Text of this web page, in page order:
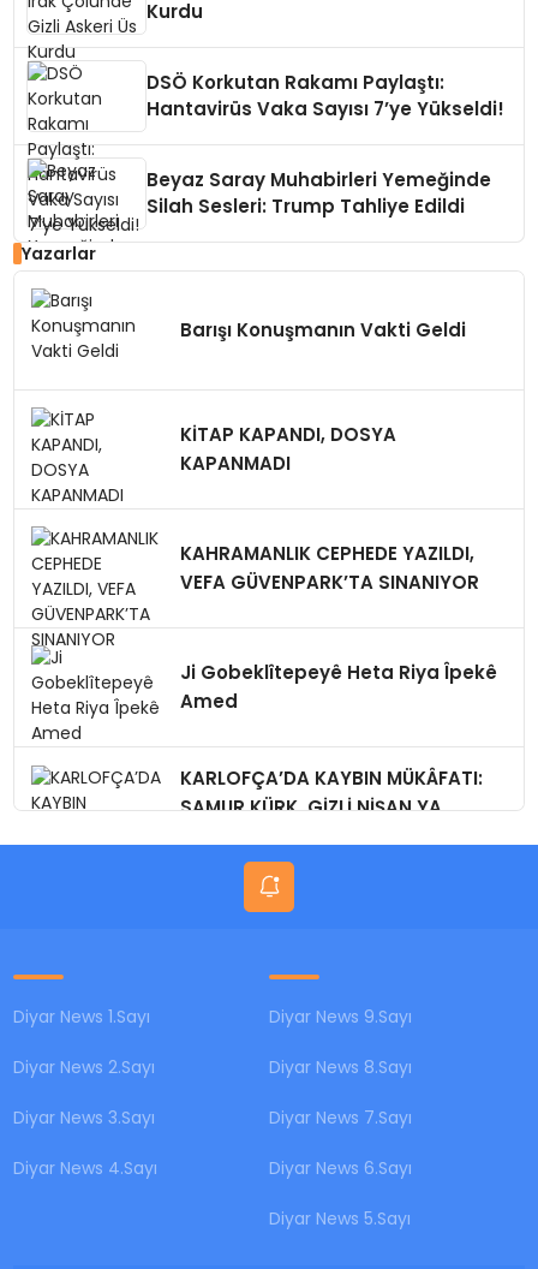
Kurdu
DSÖ Korkutan Rakamı Paylaştı:
Hantavirüs Vaka Sayısı 7’ye Yükseldi!
Beyaz Saray Muhabirleri Yemeğinde
Silah Sesleri: Trump Tahliye Edildi
Yazarlar
Barışı Konuşmanın Vakti Geldi
KİTAP KAPANDI, DOSYA
KAPANMADI
KAHRAMANLIK CEPHEDE YAZILDI,
VEFA GÜVENPARK’TA SINANIYOR
Ji Gobeklîtepeyê Heta Riya Îpekê
Amed
KARLOFÇA’DA KAYBIN MÜKÂFATI:
SAMUR KÜRK, GİZLİ NİŞAN,YA
Diyar News 1.Sayı
Diyar News 2.Sayı
Diyar News 3.Sayı
Diyar News 4.Sayı
Diyar News 9.Sayı
Diyar News 8.Sayı
Diyar News 7.Sayı
Diyar News 6.Sayı
Diyar News 5.Sayı